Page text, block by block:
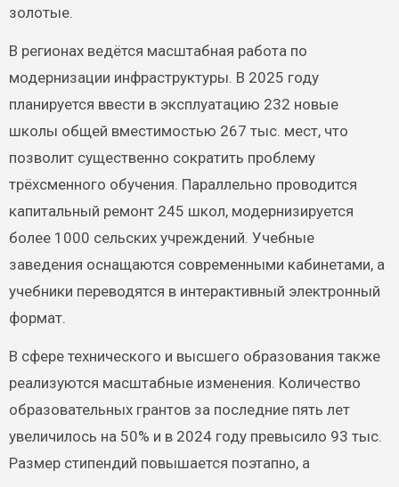
золотые.
В регионах ведётся масштабная работа по
модернизации инфраструктуры. В 2025 году
планируется ввести в эксплуатацию 232 новые
школы общей вместимостью 267 тыс. мест, что
позволит существенно сократить проблему
трёхсменного обучения. Параллельно проводится
капитальный ремонт 245 школ, модернизируется
более 1000 сельских учреждений. Учебные
заведения оснащаются современными кабинетами, а
учебники переводятся в интерактивный электронный
формат.
В сфере технического и высшего образования также
реализуются масштабные изменения. Количество
образовательных грантов за последние пять лет
увеличилось на 50% и в 2024 году превысило 93 тыс.
Размер стипендий повышается поэтапно, а